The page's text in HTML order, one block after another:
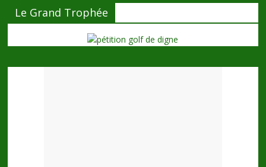
Le Grand Trophée